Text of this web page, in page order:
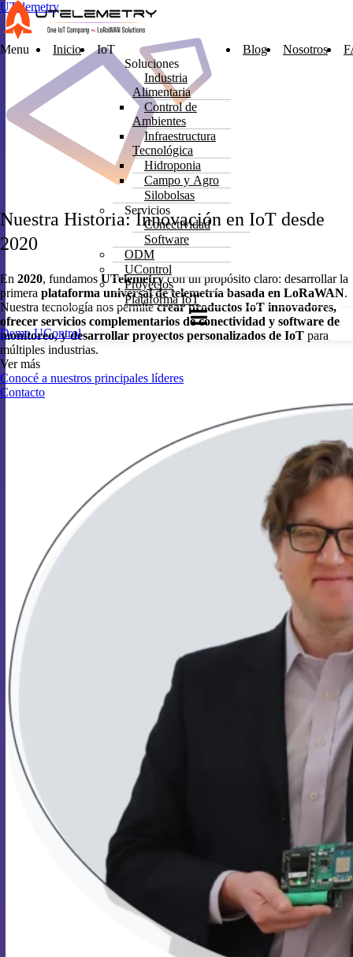
UTelemetry
Menu Inicio
IoT
Soluciones
Industria
Alimentaria
Control de
Ambientes
Infraestructura
Tecnológica
Hidroponia
Campo y Agro
Silobolsas
Servicios
Conectividad
Software
ODM
UControl
Proyectos
Plataforma IoT
Blog Nosotros
Demo UControl
Nuestra Historia: Innovación en IoT desde
2020
En 2020, fundamos UTelemetrycon un propósito claro: desarrollar la
primera plataforma universal de telemetría basada en LoRaWAN.
Nuestra tecnología nos permitecrear productos IoT innovadores,
ofrecer servicios complementarios de conectividad y software de
monitoreo, y desarrollar proyectos personalizados de IoT para
múltiples industrias.
Ver más
Conocé a nuestros principales líderes
Contacto